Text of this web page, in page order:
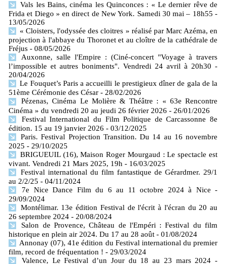
Vals les Bains, cinéma les Quinconces : « Le dernier rêve de
Frida et Diego » en direct de New York. Samedi 30 mai – 18h55 -
13/05/2026
« Cloisters, l'odyssée des cloitres » réalisé par Marc Azéma, en
projection à l'abbaye du Thoronet et au cloître de la cathédrale de
Fréjus - 08/05/2026
Auxonne, salle l'Empire : (Ciné-concert "Voyage à travers
l’impossible et autres boniments". Vendredi 24 avril à 20h30 -
20/04/2026
Le Fouquet’s Paris a accueilli le prestigieux dîner de gala de la
51ème Cérémonie des César - 28/02/2026
Pézenas, Cinéma Le Molière & Théâtre : « 63e Rencontre
Cinéma » du vendredi 20 au jeudi 26 février 2026 - 26/01/2026
Festival International du Film Politique de Carcassonne 8e
édition. 15 au 19 janvier 2026 - 03/12/2025
Paris. Festival Projection Transition. Du 14 au 16 novembre
2025 - 29/10/2025
BRIGUEUIL (16), Maison Roger Mourgaud : Le spectacle est
vivant. Vendredi 21 Mars 2025, 19h - 16/03/2025
Festival international du film fantastique de Gérardmer. 29/1
au 2/2/25 - 04/11/2024
7e Nice Dance Film du 6 au 11 octobre 2024 à Nice -
29/09/2024
Montélimar. 13e édition Festival de l'écrit à l'écran du 20 au
26 septembre 2024 - 20/08/2024
Salon de Provence, Château de l'Empéri : Festival du film
historique en plein air 2024. Du 17 au 28 août - 01/08/2024
Annonay (07), 41e édition du Festival international du premier
film, record de fréquentation ! - 29/03/2024
Valence, Le Festival d’un Jour du 18 au 23 mars 2024 -